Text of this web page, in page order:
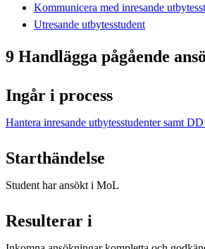
Kommunicera med inresande
Utresande utbytesstudent
9 Handlägga pågående
Ingår i process
Hantera inresande utbytesstudenter samt
Starthändelse
Student har ansökt i MoL
Resulterar i